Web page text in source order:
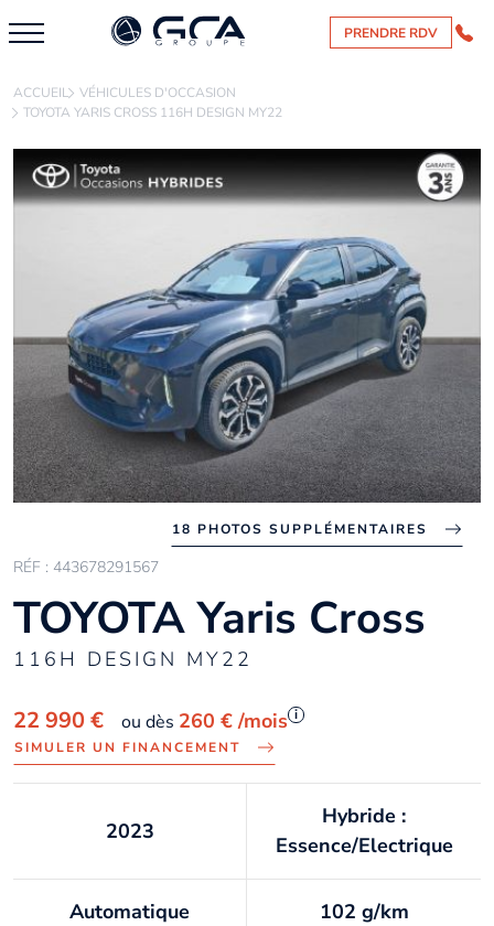
PRENDRE RDV
ACCUEIL VÉHICULES D'OCCASION
TOYOTA YARIS CROSS 116H DESIGN MY22
18 PHOTOS SUPPLÉMENTAIRES
RÉF : 443678291567
TOYOTA Yaris Cross
116H DESIGN MY22
22 990 € ou dès 260 € /mois i
SIMULER UN FINANCEMENT
2023
Hybride :
Essence/Electrique
Automatique 102 g/km